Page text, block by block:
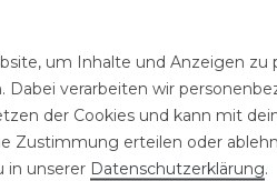
um Inhalte und Anzeigen zu
verarbeiten wir
der Cookies und kann mit
Zustimmung erteilen oder
in unserer Daten­schutz­erklärung.